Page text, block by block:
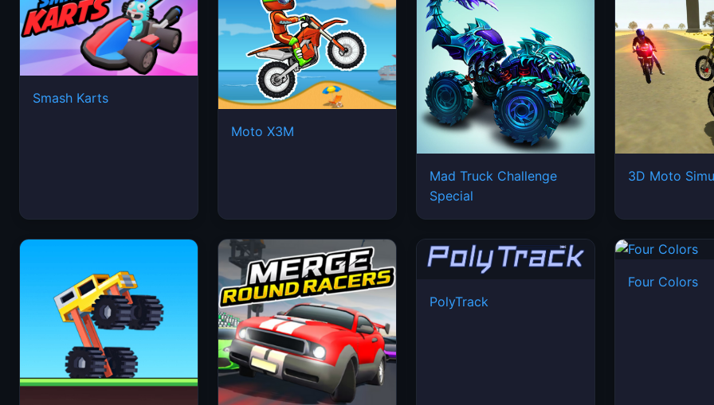
Smash Karts
Moto X3M
Mad Truck Challenge
Special
3D Moto
PolyTrack
Four Colors